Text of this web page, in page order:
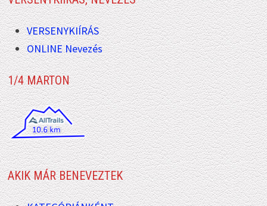
VERSENYKIÍRÁS
ONLINE Nevezés
1/4 MARTON
AKIK MÁR BENEVEZTEK